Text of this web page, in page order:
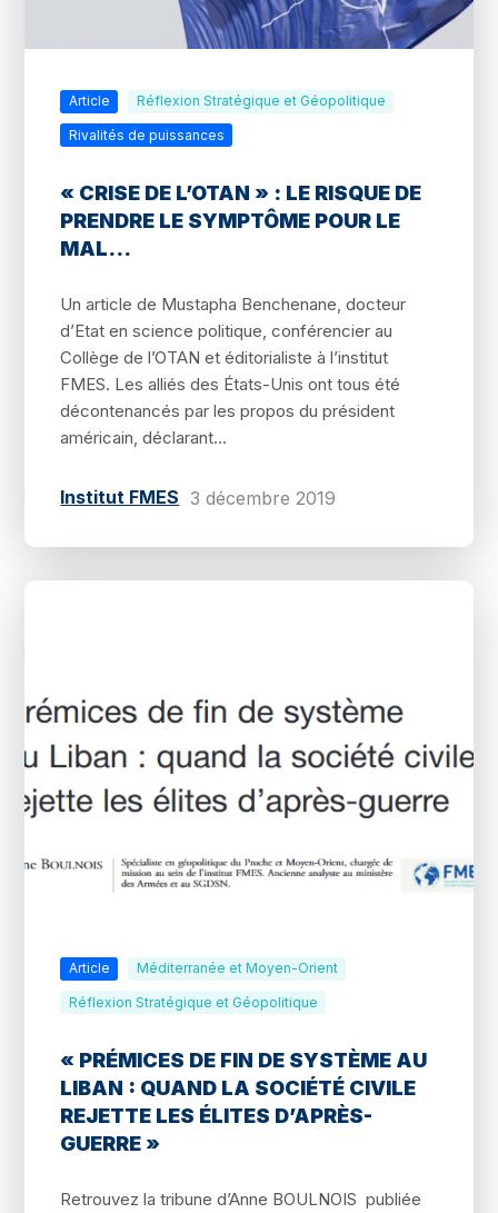
Article Réflexion Stratégique et Géopolitique
Rivalités de puissances
« CRISE DE L’OTAN » : LE RISQUE DE
PRENDRE LE SYMPTÔME POUR LE
MAL…
Un article de Mustapha Benchenane, docteur
d’Etat en science politique, conférencier au
Collège de l’OTAN et éditorialiste à l’institut
FMES. Les alliés des États-Unis ont tous été
décontenancés par les propos du président
américain, déclarant...
Institut FMES 3 décembre 2019
Article Méditerranée et Moyen-Orient
Réflexion Stratégique et Géopolitique
« PRÉMICES DE FIN DE SYSTÈME AU
LIBAN : QUAND LA SOCIÉTÉ CIVILE
REJETTE LES ÉLITES D’APRÈS-
GUERRE »
Retrouvez la tribune d’Anne BOULNOIS publiée